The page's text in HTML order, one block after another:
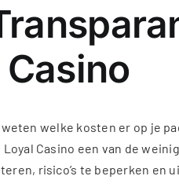
welke kosten er op je
Casino een van de
risico’s te beperken en